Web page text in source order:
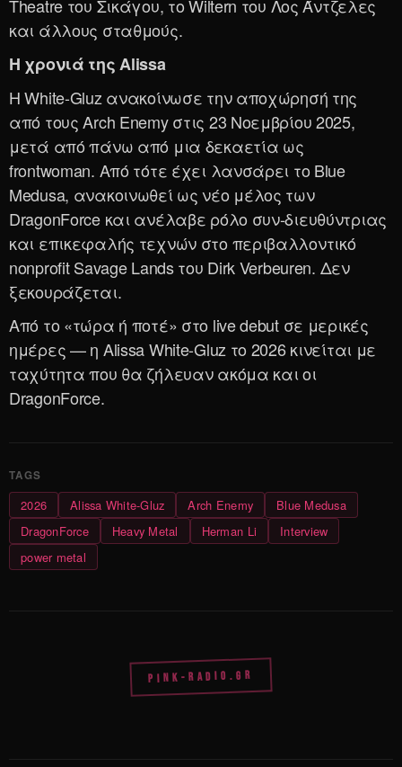
Theatre του Σικάγου, το Wiltern του Λος Άντζελες
και άλλους σταθμούς.
Η χρονιά της Alissa
Η White-Gluz ανακοίνωσε την αποχώρησή της
από τους Arch Enemy στις 23 Νοεμβρίου 2025,
μετά από πάνω από μια δεκαετία ως
frontwoman. Από τότε έχει λανσάρει το Blue
Medusa, ανακοινωθεί ως νέο μέλος των
DragonForce και ανέλαβε ρόλο συν-διευθύντριας
και επικεφαλής τεχνών στο περιβαλλοντικό
nonprofit Savage Lands του Dirk Verbeuren. Δεν
ξεκουράζεται.
Από το «τώρα ή ποτέ» στο live debut σε μερικές
ημέρες — η Alissa White-Gluz το 2026 κινείται με
ταχύτητα που θα ζήλευαν ακόμα και οι
DragonForce.
2026 Alissa White-Gluz Arch Enemy
Blue Medusa
DragonForce
Heavy Metal Herman Li
Interview
power metal
PINK-RADIO.GR